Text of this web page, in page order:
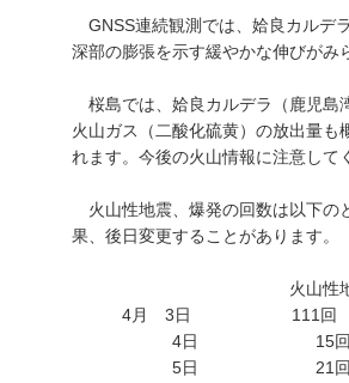
GNSS連続観測では、姶良カルデ
深部の膨張を示す緩やかな伸びがみ
桜島では、姶良カルデラ（鹿児島
火山ガス（二酸化硫黄）の放出量も
れます。今後の火山情報に注意して
火山性地震、爆発の回数は以下の
果、後日変更することがあります。
火山性地震
4月 3日 111回
4日 15回
5日 21回